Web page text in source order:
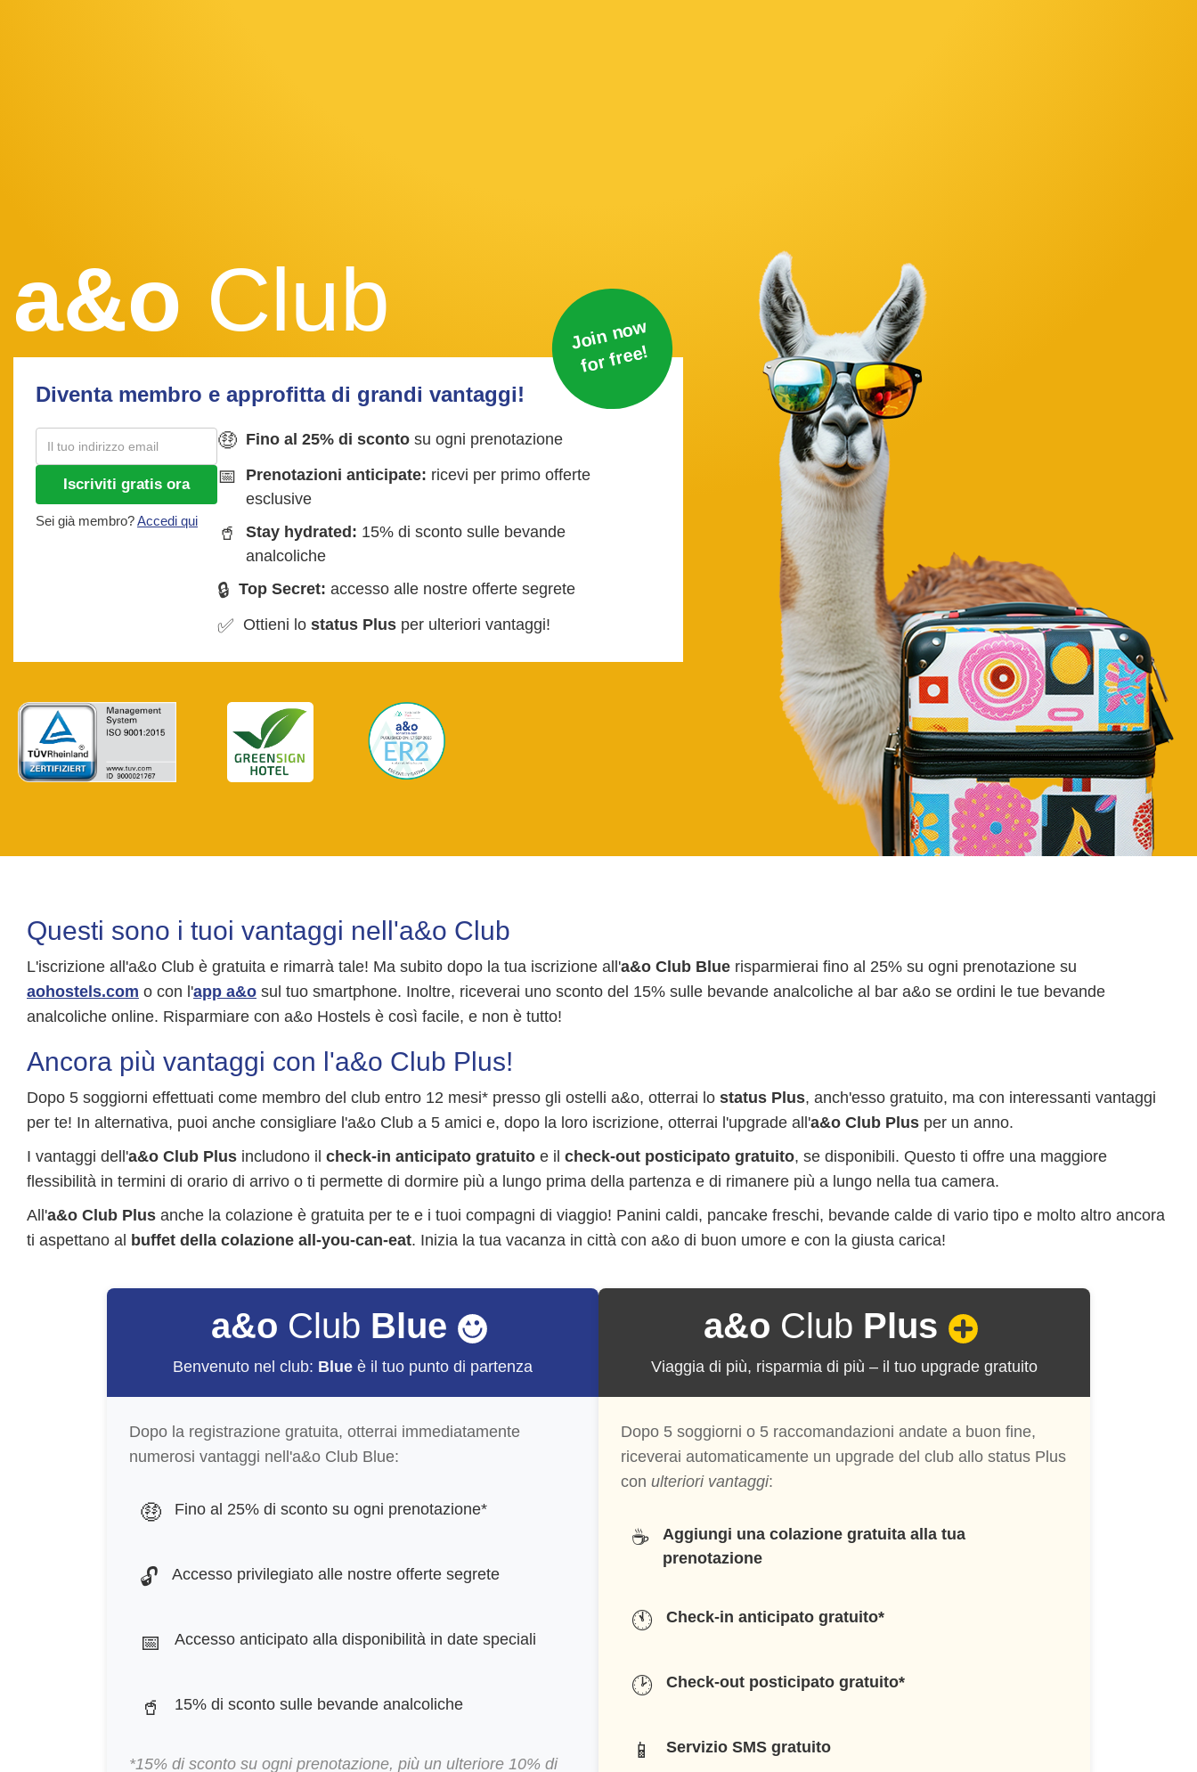
a&o Club J
oi
n
n
o
w
f
or fr
e
e!
Diventa membro e approfitta di grandi vantaggi!
Iscriviti gratis ora
Sei già membro?Accedi qui
🤑 Fino al 25% di sconto su ogni prenotazione
📅 Prenotazioni anticipate: ricevi per primo offerte
esclusive
🥤 Stay hydrated: 15% di sconto sulle bevande
analcoliche
🔒 Top Secret: accesso alle nostre offerte segrete
✅ Ottieni lo status Plus per ulteriori vantaggi!
Questi sono i tuoi vantaggi nell'a&o Club
L'iscrizione all'a&o Club è gratuita e rimarrà tale! Ma subito dopo la tua iscrizione all'a&o Club Blue risparmierai fino al 25% su ogni prenotazione su
aohostels.com o con l'app a&o sul tuo smartphone. Inoltre, riceverai uno sconto del 15% sulle bevande analcoliche al bar a&o se ordini le tue bevande
analcoliche online. Risparmiare con a&o Hostels è così facile, e non è tutto!
Ancora più vantaggi con l'a&o Club Plus!
Dopo 5 soggiorni effettuati come membro del club entro 12 mesi* presso gli ostelli a&o, otterrai lo status Plus, anch'esso gratuito, ma con interessanti vantaggi
per te! In alternativa, puoi anche consigliare l'a&o Club a 5 amici e, dopo la loro iscrizione, otterrai l'upgrade all'a&o Club Plus per un anno.
I vantaggi dell'a&o Club Plus includono il check-in anticipato gratuito e il check-out posticipato gratuito, se disponibili. Questo ti offre una maggiore
flessibilità in termini di orario di arrivo o ti permette di dormire più a lungo prima della partenza e di rimanere più a lungo nella tua camera.
All'a&o Club Plus anche la colazione è gratuita per te e i tuoi compagni di viaggio! Panini caldi, pancake freschi, bevande calde di vario tipo e molto altro ancora
ti aspettano al buffet della colazione all-you-can-eat. Inizia la tua vacanza in città con a&o di buon umore e con la giusta carica!
a&o Club Blue
Benvenuto nel club: Blue è il tuo punto di partenza
Dopo la registrazione gratuita, otterrai immediatamente
numerosi vantaggi nell'a&o Club Blue:
🤑 Fino al 25% di sconto su ogni prenotazione*
🔓 Accesso privilegiato alle nostre offerte segrete
📅 Accesso anticipato alla disponibilità in date speciali
🥤 15% di sconto sulle bevande analcoliche
*15% di sconto su ogni prenotazione, più un ulteriore 10% di
a&o Club Plus
Viaggia di più, risparmia di più – il tuo upgrade gratuito
Dopo 5 soggiorni o 5 raccomandazioni andate a buon fine,
riceverai automaticamente un upgrade del club allo status Plus
con ulteriori vantaggi:
☕
Aggiungi una colazione gratuita alla tua
prenotazione
🕚 Check-in anticipato gratuito*
🕑 Check-out posticipato gratuito*
📱 Servizio SMS gratuito